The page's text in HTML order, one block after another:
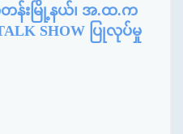
တန်းမြို့နယ်၊ အ.ထ.က
SHOW ပြုလုပ်မှု